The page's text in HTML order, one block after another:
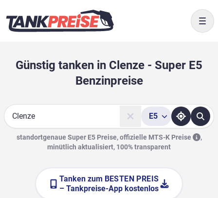
Günstig tanken in Clenze - Super E5
Benzinpreise
Suche
E5
standortgenaue Super E5 Preise, offizielle MTS-K Preise
,
minütlich aktualisiert, 100% transparent
Tanken zum BESTEN PREIS
– Tankpreise-App kostenlos